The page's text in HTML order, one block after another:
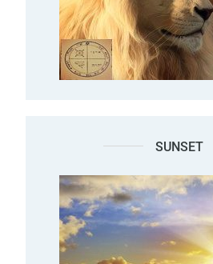
SUNSET